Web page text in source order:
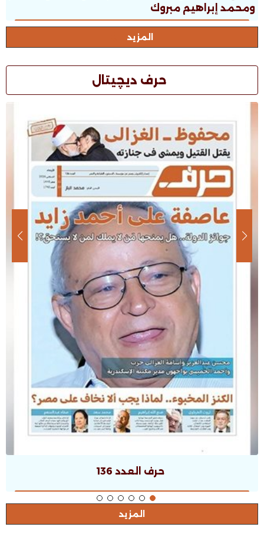
ومحمد إبراهيم مبروك
المزيد
حرف ديچيتال
حرف العدد 136
المزيد